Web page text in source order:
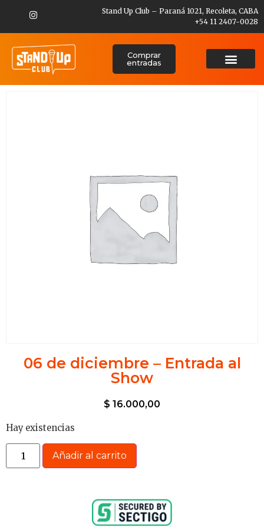
Stand Up Club – Paraná 1021, Recoleta, CABA
+54 11 2407-0028
Comprar
entradas
06 de diciembre – Entrada al
Show
$ 16.000,00
Hay existencias
Añadir al carrito